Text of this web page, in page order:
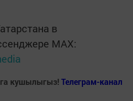
в
MАХ:
кушылыгыз! Телеграм-канал